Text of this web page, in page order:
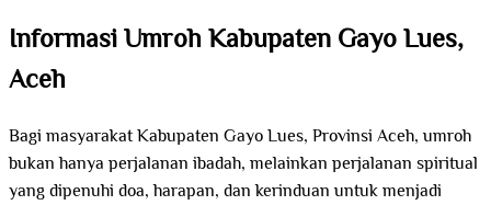
Informasi Umroh Kabupaten Gayo Lues,
Aceh
Bagi masyarakat Kabupaten Gayo Lues, Provinsi Aceh, umroh
bukan hanya perjalanan ibadah, melainkan perjalanan spiritual
yang dipenuhi doa, harapan, dan kerinduan untuk menjadi